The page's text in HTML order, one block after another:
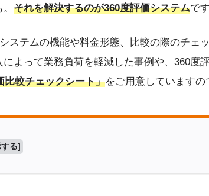
それを解決するのが360度評価システムです
ステムの機能や料金形態、比較の際のチェ
よって業務負荷を軽減した事例や、360度
比較チェックシート」をご用意していますの
る]